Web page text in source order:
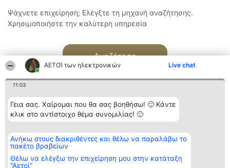
ΑΕΤΟΊ των ηλεκτρονικών Live chat
11:03
Γεια σας. Χαίρομαι που θα σας βοηθήσω! 🙂 Κάντε
κλικ στο αντίστοιχο θέμα συνομιλίας! 🙂
Ανήκω στους διακριθέντες και θέλω να παραλάβω το
πακέτο βραβείων
Θέλω να ελέγξω την επιχείρηση μου στην κατάταξη
"Αετοί"
Ψάχνετε επιχείρηση; Ελέγξτε τη μηχανή αναζήτησης.
Χρησιμοποιήστε την καλύτερη υπηρεσία
Αναζήτηση
Διοργανωτής της
κατάταξης
BEAUTIFUL COMPANY
ΤΗΛ. ΕΠΙΚΟΙΝΩΝΙΑΣ:
Κατάταξη
Διακριθέντες
των
διακριθέντων
Επικοινωνία
Επικοινωνία